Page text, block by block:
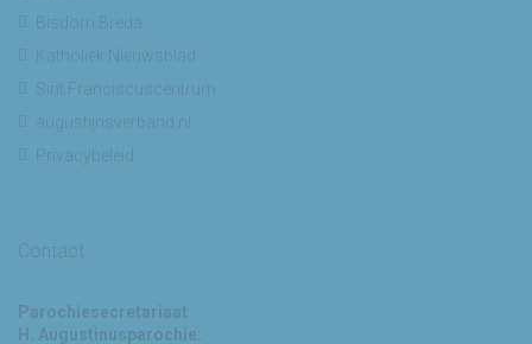
Bisdom Breda
Katholiek Nieuwsblad
Sint Franciscuscentrum
augustijnsverband.nl
Privacybeleid
Contact
Parochiesecretariaat
H. Augustinusparochie: